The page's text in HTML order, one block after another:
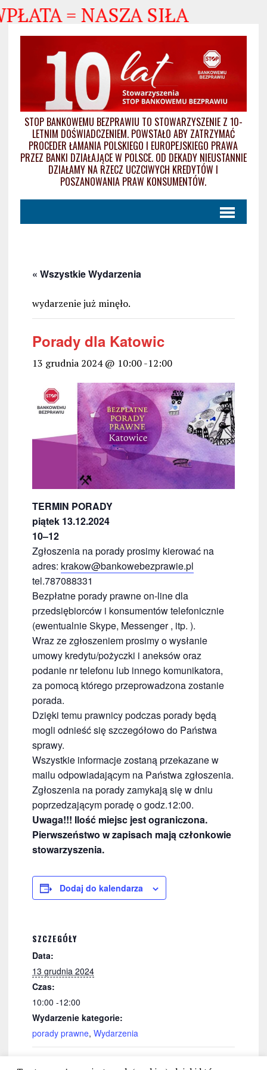
= NASZA SIŁA
STOP BANKOWEMU BEZPRAWIU TO STOWARZYSZENIE Z 10-
LETNIM DOŚWIADCZENIEM. POWSTAŁO ABY ZATRZYMAĆ
PROCEDER ŁAMANIA POLSKIEGO I EUROPEJSKIEGO PRAWA
PRZEZ BANKI DZIAŁAJĄCE W POLSCE. OD DEKADY NIEUSTANNIE
DZIAŁAMY NA RZECZ UCZCIWYCH KREDYTÓW I
POSZANOWANIA PRAW KONSUMENTÓW.
« Wszystkie Wydarzenia
wydarzenie już minęło.
Porady dla Katowic
13 grudnia 2024 @ 10:00-12:00
TERMIN PORADY
piątek 13.12.2024
10–12
Zgłoszenia na porady prosimy kierować na
adres: krakow@bankowebezprawie.pl
tel.787088331
Bezpłatne porady prawne on-line dla
przedsiębiorców i konsumentów telefonicznie
(ewentualnie Skype, Messenger , itp. ).
Wraz ze zgłoszeniem prosimy o wysłanie
umowy kredytu/pożyczki i aneksów oraz
podanie nr telefonu lub innego komunikatora,
za pomocą którego przeprowadzona zostanie
porada.
Dzięki temu prawnicy podczas porady będą
mogli odnieść się szczegółowo do Państwa
sprawy.
Wszystkie informacje zostaną przekazane w
mailu odpowiadającym na Państwa zgłoszenia.
Zgłoszenia na porady zamykają się w dniu
poprzedzającym poradę o godz.12:00.
Uwaga!!! Ilość miejsc jest ograniczona.
Pierwszeństwo w zapisach mają członkowie
stowarzyszenia.
Dodaj do kalendarza
SZCZEGÓŁY
Data:
13 grudnia 2024
Czas:
10:00 -12:00
Wydarzenie kategorie:
porady prawne, Wydarzenia